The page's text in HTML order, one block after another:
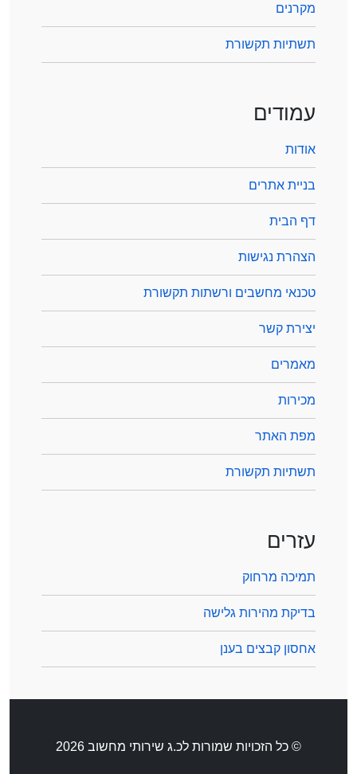
מקרנים
תשתיות תקשורת
עמודים
אודות
בניית אתרים
דף הבית
הצהרת נגישות
טכנאי מחשבים ורשתות תקשורת
יצירת קשר
מאמרים
מכירות
מפת האתר
תשתיות תקשורת
עזרים
תמיכה מרחוק
בדיקת מהירות גלישה
אחסון קבצים בענן
© כל הזכויות שמורות לכ.ג שירותי מחשוב 2026